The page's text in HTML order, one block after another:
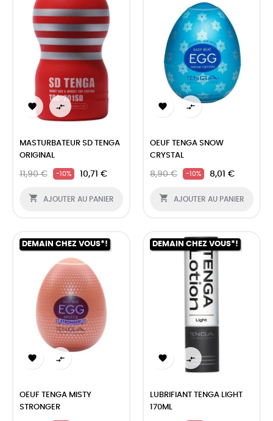
 
MASTURBATEUR SD TENGA
ORIGINAL
11,90 € -10% 10,71 €
 AJOUTER AU PANIER
 
OEUF TENGA SNOW
CRYSTAL
8,90 € -10% 8,01 €
 AJOUTER AU PANIER
DEMAIN CHEZ VOUS*!
 
OEUF TENGA MISTY
STRONGER
DEMAIN CHEZ VOUS*!
 
LUBRIFIANT TENGA LIGHT
170ML